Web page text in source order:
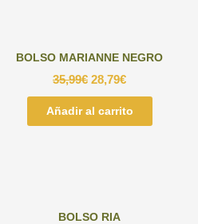
BOLSO MARIANNE NEGRO
35,99€ 28,79€
Añadir al carrito
BOLSO RIA